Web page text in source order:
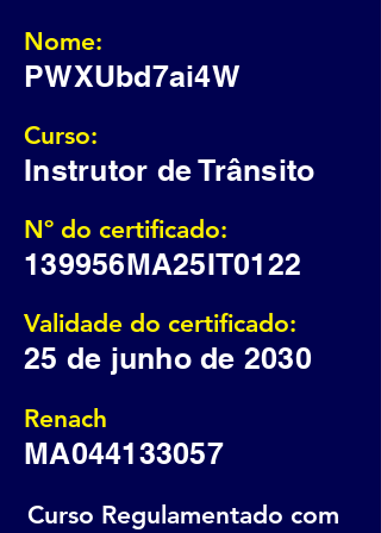
Nome:
PWXUbd7ai4W
Curso:
Instrutor de Trânsito
Nº do certificado:
139956MA25IT0122
Validade do certificado:
25 de junho de 2030
Renach
MA044133057
Curso Regulamentado com